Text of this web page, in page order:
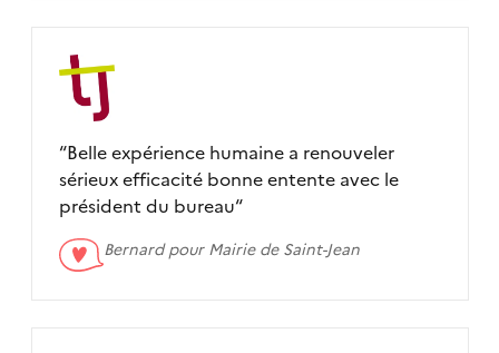
“Belle expérience humaine a renouveler
sérieux efficacité bonne entente avec le
président du bureau“
Bernard pourMairie de Saint-Jean